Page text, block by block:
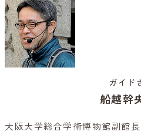
ガイド
船越幹
大阪大学総合学術博物館副館